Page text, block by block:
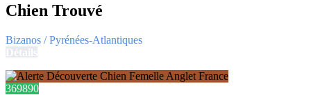
Chien Trouvé
Bizanos / Pyrénées-Atlantiques
Détails
369890